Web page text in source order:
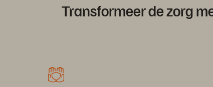
Transformeer de zorg